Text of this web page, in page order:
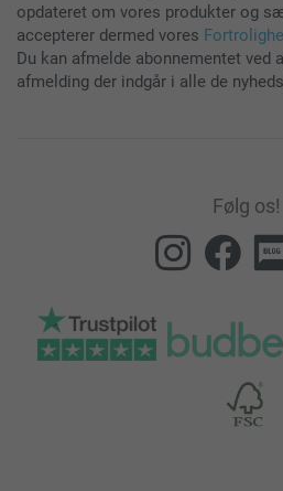
opdateret om vores produkter og
accepterer dermed vores
Du kan afmelde abonnementet ved
afmelding der indgår i alle de
Følg os!